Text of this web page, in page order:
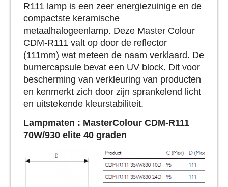
R111 lamp is een zeer energiezuinige en de
compactste keramische
metaalhalogeenlamp. Deze Master Colour
CDM-R111 valt op door de reflector
(111mm) wat meteen de naam verklaard. De
burnercapsule bevat een UV block. Dit voor
bescherming van verkleuring van producten
en kenmerkt zich door zijn sprankelend licht
en uitstekende kleurstabiliteit.
Lampmaten : MasterColour CDM-R111
70W/930 elite 40 graden